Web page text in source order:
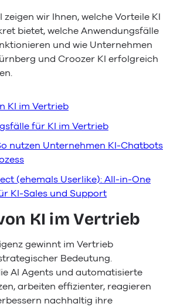
zeigen wir Ihnen, welche Vorteile KI
bietet, welche Anwendungsfälle
und wie Unternehmen
und Croozer KI erfolgreich
KI im Vertrieb
für KI im Vertrieb
nutzen Unternehmen KI-Chatbots
(ehemals Userlike): All-in-One
KI-Sales und Support
KI im Vertrieb
gewinnt im Vertrieb
Bedeutung.
AI Agents und automatisierte
arbeiten effizienter, reagieren
nachhaltig ihre